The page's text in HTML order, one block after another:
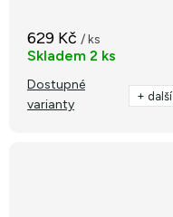
629 Kč / ks
Skladem 2 ks
Dostupné
varianty
+ další